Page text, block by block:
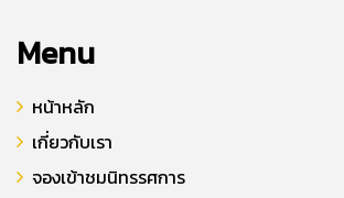
Menu
หน้าหลัก
เกี่ยวกับเรา
จองเข้าชมนิทรรศการ